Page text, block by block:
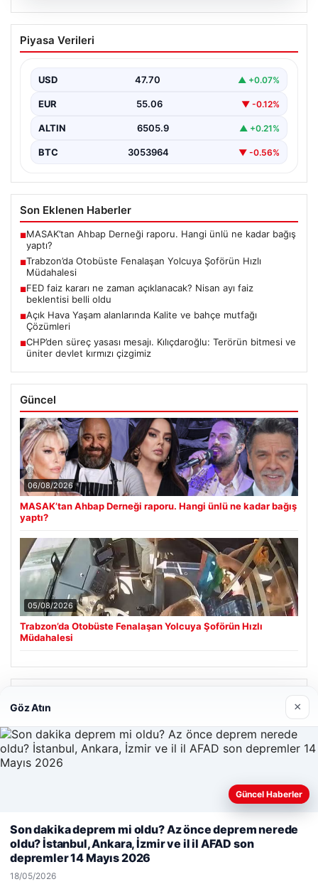
05.08.2026
Trabzon’da Otobüste Fenalaşan
Yolcuya Şoförün Hızlı Müdahalesi
yaşındaki yolcu Hasan Öner’in hayatı, şoför Sinan
Erdoğan’ın…
Piyasa Verileri
USD 47.70 ▲ +0.07%
EUR 55.06 ▼ -0.12%
ALTIN 6505.9 ▲ +0.21%
BTC 3053964 ▼ -0.56%
Son Eklenen Haberler
■MASAK’tan Ahbap Derneği raporu. Hangi ünlü ne kadar bağış
yaptı?
■Trabzon’da Otobüste Fenalaşan Yolcuya Şoförün Hızlı
Müdahalesi
■FED faiz kararı ne zaman açıklanacak? Nisan ayı faiz
beklentisi belli oldu
■Açık Hava Yaşam alanlarında Kalite ve bahçe mutfağı
Çözümleri
■CHP’den süreç yasası mesajı. Kılıçdaroğlu: Terörün bitmesi ve
üniter devlet kırmızı çizgimiz
Güncel
06/08/2026
MASAK’tan Ahbap Derneği raporu. Hangi ünlü ne kadar bağış
yaptı?
05/08/2026
Trabzon’da Otobüste Fenalaşan Yolcuya Şoförün Hızlı
Müdahalesi
deneyiminizi kişiselleştirmek ve geliştirmek amacıyla çerezler
kullanıyoruz.Çerez Politikamız
Kabul Et
Göz Atın ×
Güncel Haberler
Son dakika deprem mi oldu? Az önce deprem nerede
oldu? İstanbul, Ankara, İzmir ve il il AFAD son
depremler 14 Mayıs 2026
18/05/2026